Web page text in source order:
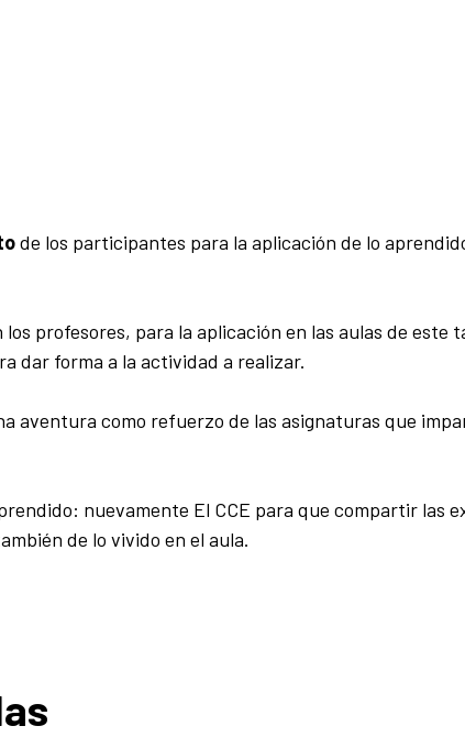
de los participantes para la aplicación de lo
profesores, para la aplicación en las aulas de este
dar forma a la actividad a realizar.
aventura como refuerzo de las asignaturas que
nuevamente El CCE para que compartir las
de lo vivido en el aula.